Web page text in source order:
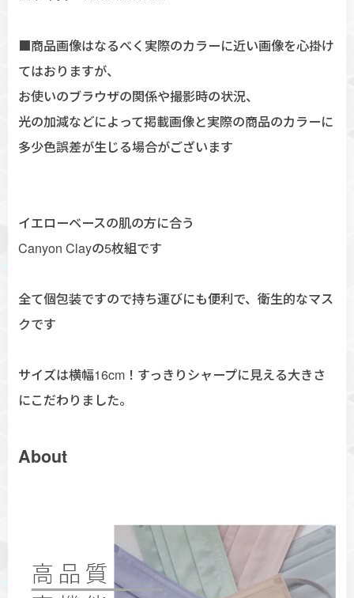
■商品画像はなるべく実際のカラーに近い画像を心掛け
てはおりますが、
お使いのブラウザの関係や撮影時の状況、
光の加減などによって掲載画像と実際の商品のカラーに
多少色誤差が生じる場合がございます
イエローベースの肌の方に合う
Canyon Clayの5枚組です
全て個包装ですので持ち運びにも便利で、衛生的なマス
クです
サイズは横幅16cm！すっきりシャープに見える大きさ
にこだわりました。
About